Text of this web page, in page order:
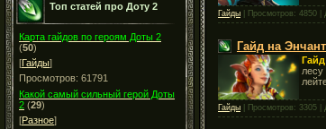
Топ статей про Доту 2
Карта гайдов по героям Доты 2
(50)
[Гайды]
Просмотров: 61791
Какой самый сильный герой Доты
2 (29)
[Разное]
Гайды | Просмотров: 4850 |
Гайд на
лесу
Гайды | Просмотров: 3305 |